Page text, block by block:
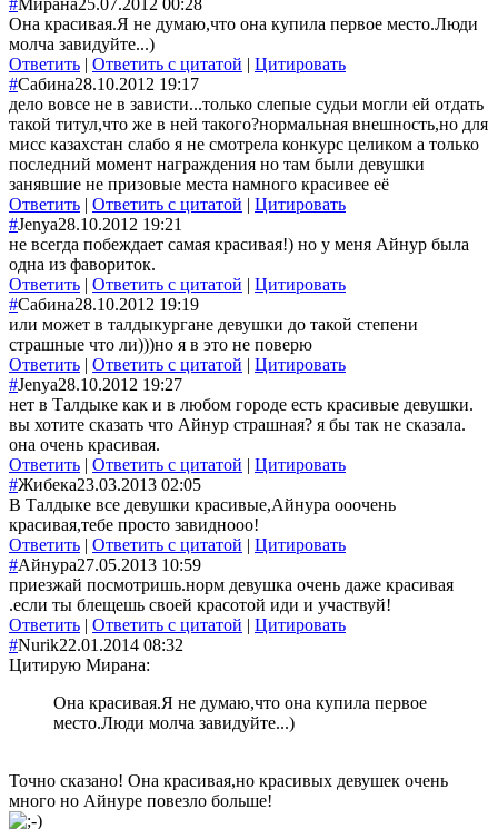
Она красивая.Я не думаю,что она купила первое место.Люди
молча завидуйте...)
Ответить | Ответить с цитатой | Цитировать
#Сабина28.10.2012 19:17
дело вовсе не в зависти...только слепые судьи могли ей отдать
такой титул,что же в ней такого?нормальная внешность,но для
мисс казахстан слабо я не смотрела конкурс целиком а только
последний момент награждения но там были девушки
занявшие не призовые места намного красивее её
Ответить | Ответить с цитатой | Цитировать
#Jenya28.10.2012 19:21
не всегда побеждает самая красивая!) но у меня Айнур была
одна из фавориток.
Ответить | Ответить с цитатой | Цитировать
#Сабина28.10.2012 19:19
или может в талдыкургане девушки до такой степени
страшные что ли)))но я в это не поверю
Ответить | Ответить с цитатой | Цитировать
#Jenya28.10.2012 19:27
нет в Талдыке как и в любом городе есть красивые девушки.
вы хотите сказать что Айнур страшная? я бы так не сказала.
она очень красивая.
Ответить | Ответить с цитатой | Цитировать
#Жибека23.03.2013 02:05
В Талдыке все девушки красивые,Айнура ооочень
красивая,тебе просто завиднооо!
Ответить | Ответить с цитатой | Цитировать
#Айнура27.05.2013 10:59
приезжай посмотришь.норм девушка очень даже красивая
.если ты блещешь своей красотой иди и участвуй!
Ответить | Ответить с цитатой | Цитировать
#Nurik22.01.2014 08:32
Цитирую Мирана:
Она красивая.Я не думаю,что она купила первое
место.Люди молча завидуйте...)
Точно сказано! Она красивая,но красивых девушек очень
много но Айнуре повезло больше!